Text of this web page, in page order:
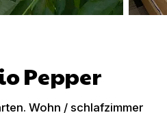
Pepper
Wohn / schlafzimmer